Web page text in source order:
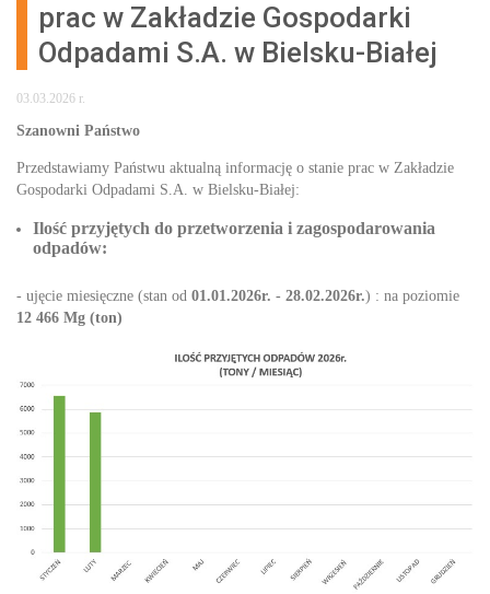
prac w Zakładzie Gospodarki
Odpadami S.A. w Bielsku-Białej
03.03.2026 r.
Szanowni Państwo
Przedstawiamy Państwu aktualną informację o stanie prac w Zakładzie
Gospodarki Odpadami S.A. w Bielsku-Białej:
Ilość przyjętych do przetworzenia i zagospodarowania
odpadów:
- ujęcie miesięczne (stan od 01.01.2026r. - 28.02.2026r.) : na poziomie
12 466 Mg (ton)